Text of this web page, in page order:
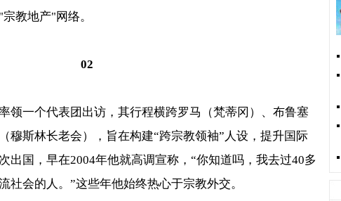
"宗教地产"网络。
02
领一个代表团出访，其行程横跨罗马（梵蒂冈）、布鲁塞
穆斯林长老会），旨在构建“跨宗教领袖”人设，提升国际
出国，早在2004年他就高调宣称，“你知道吗，我去过40多
社会的人。”这些年他始终热心于宗教外交。